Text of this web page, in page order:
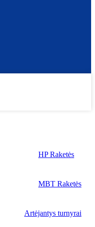
HP Raketės
MBT Raketės
Artėjantys turnyrai